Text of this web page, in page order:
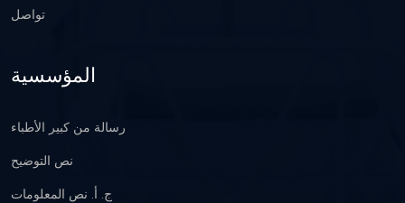
تواصل
المؤسسية
رسالة من كبير الأطباء
نص التوضيح
ج. أ. نص المعلومات